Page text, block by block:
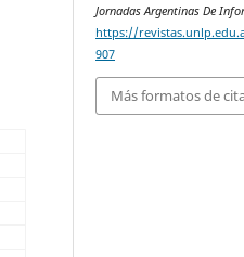
Jornadas Argentinas De
https://
907
Más formatos de